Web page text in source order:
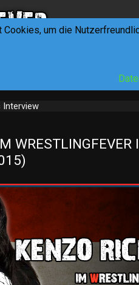
Interview
WRESTLINGFEVER
um die